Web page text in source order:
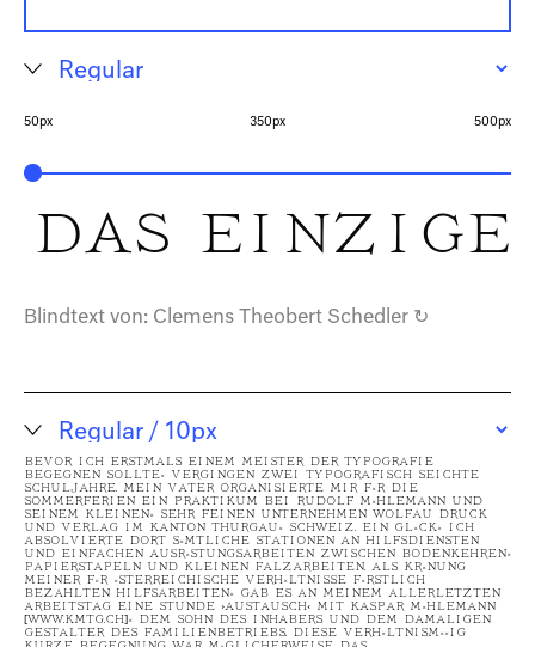
50px 350px 500px
Das
Blindtext von: Clemens Theobert Schedler ↻
Bevor ich erstmals einem Meister der Typografie
begegnen sollte, vergingen zwei typografisch seichte
Schuljahre. Mein Vater organisierte mir für die
Sommerferien ein Praktikum bei Rudolf Mühlemann und
seinem kleinen, sehr feinen Unternehmen Wolfau Druck
und Verlag im Kanton Thurgau, Schweiz. Ein Glück! Ich
absolvierte dort sämtliche Stationen an Hilfsdiensten
und einfachen Ausrüstungsarbeiten zwischen Bodenkehren,
Papierstapeln und kleinen Falzarbeiten. Als Krönung
meiner für österreichische Verhältnisse fürstlich
bezahlten Hilfsarbeiten, gab es an meinem allerletzten
Arbeitstag eine Stunde ›Austausch‹ mit Kaspar Mühlemann
[www.kmtg.ch], dem Sohn des Inhabers und dem damaligen
Gestalter des Familienbetriebs. Diese verhältnismäßig